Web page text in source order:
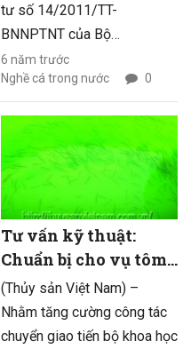
nghiệp và sản phẩm
nông lâm thủy sản
tư số 14/2011/TT-
BNNPTNT của Bộ
NN&PTNT do Bộ trưởng Cao
Đức Phát ký ban hành ngày
29/3/2011.
6 năm trước
Nghề cá trong nước
0
Tư vấn kỹ thuật:
Chuẩn bị cho vụ tôm
mới
(Thủy sản Việt Nam) –
Nhằm tăng cường công tác
chuyển giao tiến bộ khoa học